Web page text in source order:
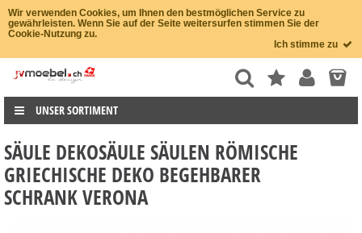
Wir verwenden Cookies, um Ihnen den bestmöglichen Service zu
gewährleisten. Wenn Sie auf der Seite weitersurfen stimmen Sie der
Cookie-Nutzung zu.
Ich stimme zu
UNSER SORTIMENT
SÄULE DEKOSÄULE SÄULEN RÖMISCHE
GRIECHISCHE DEKO BEGEHBARER
SCHRANK VERONA